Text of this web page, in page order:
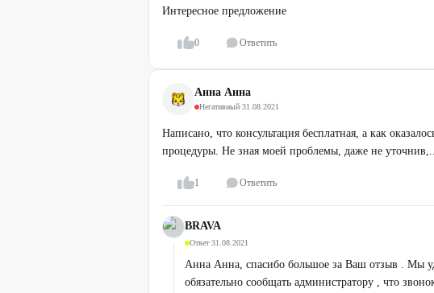
Интересное предложение
0 Ответить
Анна Анна
Негативный·31.08.2021
Написано, что консультация бесплатная, а как
процедуры. Не зная моей проблемы, даже не
1 Ответить
BRAVA
Ответ·31.08.2021
Анна Анна, спасибо большое за Ваш отзыв . Мы
обязательно сообщать администратору , что